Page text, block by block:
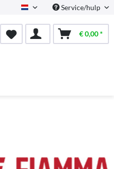
Dutch Service/hulp
€ 0,00 *